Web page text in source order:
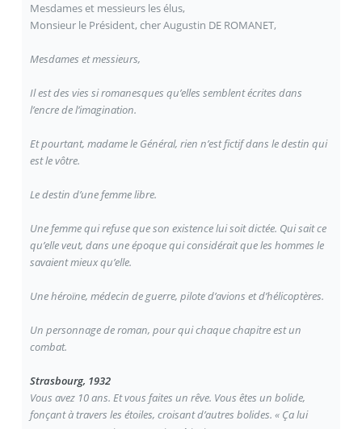
Mesdames et messieurs les élus,
Monsieur le Président, cher Augustin DE ROMANET,
Mesdames et messieurs,
Il est des vies si romanesques qu’elles semblent écrites dans
l’encre de l’imagination.
Et pourtant, madame le Général, rien n’est fictif dans le destin qui
est le vôtre.
Le destin d’une femme libre.
Une femme qui refuse que son existence lui soit dictée. Qui sait ce
qu’elle veut, dans une époque qui considérait que les hommes le
savaient mieux qu’elle.
Une héroïne, médecin de guerre, pilote d’avions et d’hélicoptères.
Un personnage de roman, pour qui chaque chapitre est un
combat.
Strasbourg, 1932
Vous avez 10 ans. Et vous faites un rêve. Vous êtes un bolide,
fonçant à travers les étoiles, croisant d’autres bolides. « Ça lui